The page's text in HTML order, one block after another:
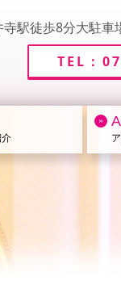
寺駅徒歩8分大駐車
TEL：